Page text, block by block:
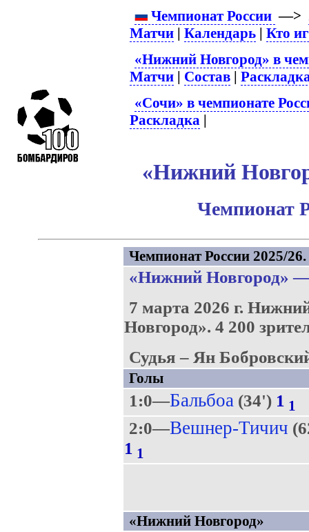
Чемпионат России —>
Матчи |Календарь |Кто
«Нижний Новгород» в
Матчи | Состав |
«Сочи» в чемпионате
Раскладка |
«Нижний
Чемпионат
Чемпионат России 2025/
«Нижний Новгород»
7 марта 2026 г.
Новгород». 4 200
Судья – Ян
Голы
1:0—Бальбоа (34') 1 1
2:0—Вешнер-Тичич
1 1
«Нижний Новгород»